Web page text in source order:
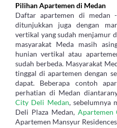
Pilihan Apartemen di Medan
Daftar apartemen di medan
ditunjukkan juga dengan
vertikal yang sudah menjamur
masyarakat Meda masih
hunian vertikal atau
sudah berbeda. Masyarakat
tinggal di apartemen dengan
dapat. Beberapa contoh
perhatian di Medan
City Deli Medan, sebelumnya
Deli Plaza Medan, Apartemen
Apartemen Mansyur